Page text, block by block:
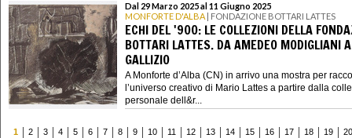
Dal 29 Marzo 2025 al 11 Giugno 2025
MONFORTE D'ALBA | FONDAZIONE BOTTARI LATTES
ECHI DEL '900: LE COLLEZIONI DELLA
BOTTARI LATTES. DA AMEDEO MODIGLIANI
GALLIZIO
A Monforte d’Alba (CN) in arrivo una mostra per
l’universo creativo di Mario Lattes a partire dalla
personale dell&r...
1 2 3 4 5 6 7 8 9 10 11 12 13 14 15 16 17 18 19
20